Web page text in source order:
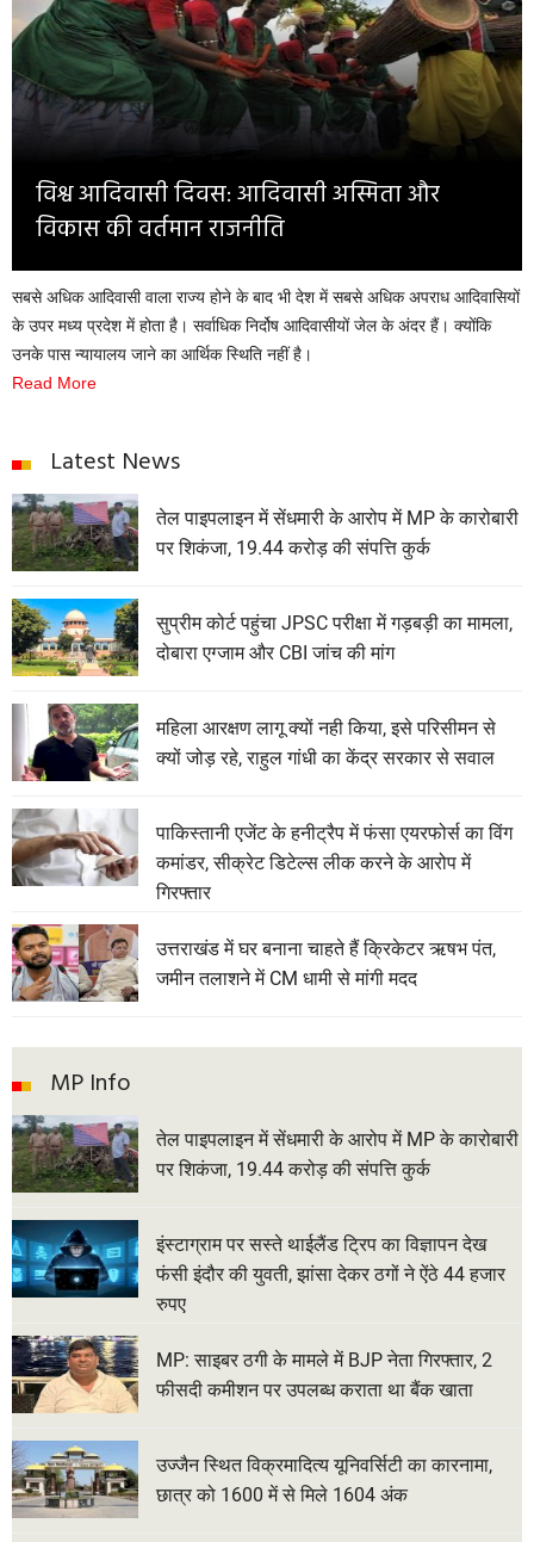
Opinion
Health & Lifestyle
Photo Gallery
Home
विश्व आदिवासी दिवस: आदिवासी अस्मिता और
विकास की वर्तमान राजनीति
सबसे अधिक आदिवासी वाला राज्य होने के बाद भी देश में सबसे अधिक अपराध आदिवासियों
के उपर मध्य प्रदेश में होता है। सर्वाधिक निर्दोष आदिवासीयों जेल के अंदर हैं। क्योंकि
उनके पास न्यायालय जाने का आर्थिक स्थिति नहीं है।
Read More
Latest News
तेल पाइपलाइन में सेंधमारी के आरोप में MP के कारोबारी
पर शिकंजा, 19.44 करोड़ की संपत्ति कुर्क
सुप्रीम कोर्ट पहुंचा JPSC परीक्षा में गड़बड़ी का मामला,
दोबारा एग्जाम और CBI जांच की मांग
महिला आरक्षण लागू क्यों नही किया, इसे परिसीमन से
क्यों जोड़ रहे, राहुल गांधी का केंद्र सरकार से सवाल
पाकिस्तानी एजेंट के हनीट्रैप में फंसा एयरफोर्स का विंग
कमांडर, सीक्रेट डिटेल्स लीक करने के आरोप में
गिरफ्तार
उत्तराखंड में घर बनाना चाहते हैं क्रिकेटर ऋषभ पंत,
जमीन तलाशने में CM धामी से मांगी मदद
MP Info
तेल पाइपलाइन में सेंधमारी के आरोप में MP के कारोबारी
पर शिकंजा, 19.44 करोड़ की संपत्ति कुर्क
इंस्टाग्राम पर सस्ते थाईलैंड ट्रिप का विज्ञापन देख
फंसी इंदौर की युवती, झांसा देकर ठगों ने ऐंठे 44 हजार
रुपए
MP: साइबर ठगी के मामले में BJP नेता गिरफ्तार, 2
फीसदी कमीशन पर उपलब्ध कराता था बैंक खाता
उज्जैन स्थित विक्रमादित्य यूनिवर्सिटी का कारनामा,
छात्र को 1600 में से मिले 1604 अंक